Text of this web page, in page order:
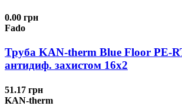
0.00 грн
Fado
Труба KAN-therm Blue Floor PE-
антидиф. захистом 16х2
51.17 грн
KAN-therm